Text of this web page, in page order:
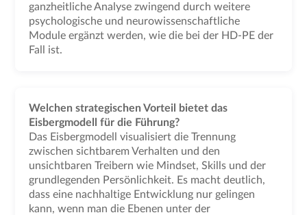
ganzheitliche Analyse zwingend durch weitere
psychologische und neurowissenschaftliche
Module ergänzt werden, wie die bei der HD-PE der
Fall ist.
Welchen strategischen Vorteil bietet das
Eisbergmodell für die Führung?
Das Eisbergmodell visualisiert die Trennung
zwischen sichtbarem Verhalten und den
unsichtbaren Treibern wie Mindset, Skills und der
grundlegenden Persönlichkeit. Es macht deutlich,
dass eine nachhaltige Entwicklung nur gelingen
kann, wenn man die Ebenen unter der